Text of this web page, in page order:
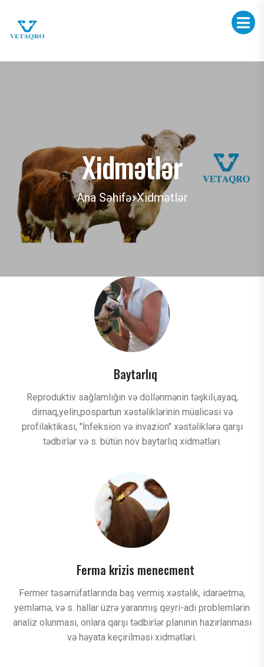
Xidmətlər
Ana Səhifə Xidmətlər
Baytarlıq
Reproduktiv sağlamlığın və döllənmənin təşkili,ayaq,
dirnaq,yelin,pospartun xəstəliklərinin müalicəsi və
profilaktikası, "İnfeksion və invazion" xəstəliklərə qarşı
tədbirlər və s. bütün növ baytarlıq xidmətləri.
Ferma krizis menecment
Fermer təsərrüfatlarında baş vermiş xəstəlik, idarəetmə,
yemləmə, və s. hallar üzrə yaranmış qeyri-adi problemlərin
analiz olunması, onlara qarşı tədbirlər planının hazırlanması
və həyata keçirilməsi xidmətləri.